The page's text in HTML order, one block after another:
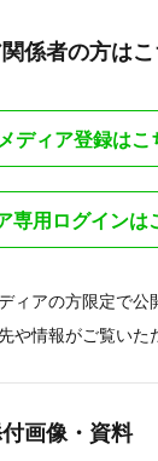
係者の方はこ
ディア登録はこ
専用ログインは
ィアの方限定で公
や情報がご覧いた
画像・資料